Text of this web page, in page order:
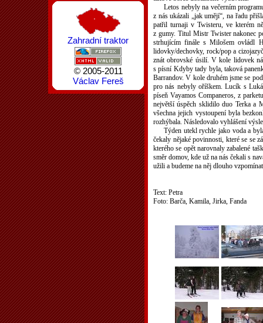
Letos nebyly na večerním
z nás ukázali „jak umějí“, na řadu
patřil turnaji v Twisteru, ve kterém
z gumy. Titul Mistr Twister nakonec
strhujícím finále s Milošem ovládl
lidovky/dechovky, rock/pop a
znát obrovské úsilí. V kole lidovek
s písní Kdyby tady byla, taková
Barrandov. V kole druhém jsme se
pro nás nebyly oříškem. Lucík s
píseň Vayamos Companeros, z
největší úspěch sklidilo duo Terka a
všechna jejich vystoupení byla
rozhýbala. Následovalo vyhlášení
Týden utekl rychle jako voda a
čekaly nějaké povinnosti, které se se
kterého se opět narovnaly zabalené
směr domov, kde už na nás čekali s
užili a budeme na něj dlouho
Text: Petra
Foto: Barča, Kamila, Jirka, Fanda
Zahradní traktor
© 2005-2011
Václav Fereš